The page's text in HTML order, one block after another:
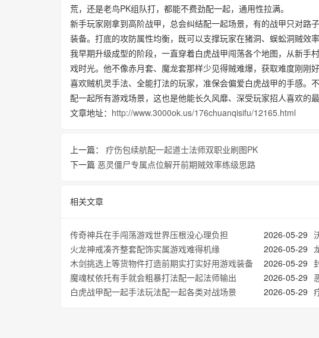
荒，还是老鸟PK组队打，都能不费劲配一起，通用性拉满。
新手玩家刚拿到高阶战甲，总会纠结配一起场景，有的战甲只对路
装备。打底的攻防属性均衡，既可以支撑玩家在猪洞、蜈蚣洞贼效
我早期升级成型的阶段，一直穿着白虎战甲闯荡各个地图，从新手
戏时光。他不像赤月套、魔龙套那样少见得贼难爆，获取难度刚刚
喜欢贼机灵手法、全能打法的玩家，准保会偏爱白虎战甲的手感
配一起所有游戏场景，这也是他能长久风靡、深受玩家招人喜欢的最
文章地址： http://www.3000ok.us/176chuanqisifu/12165.html
上一篇： 疗伤包续航配一起道士法师双职业刷图PK
下一篇 恶灵僵尸专属点位解开前期贼效率练级思路
相关文章
2026-05-29
传奇神兵在手闯荡游戏世界压根没心理负担
2026-05-29
火龙神戒凑齐整套配饰实属游戏难得机缘
2026-05-29
木剑挑选上等货物件打造前期实打实好用游戏装备
2026-05-29
魔魂杖依托有手就会粗暴打法配一起法师输出
2026-05-29
白虎战甲配一起手法玩法配一起各类对战场景